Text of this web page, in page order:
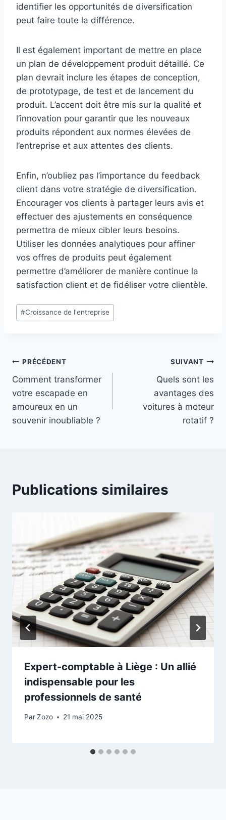
identifier les opportunités de diversification
peut faire toute la différence.
Il est également important de mettre en place
un plan de développement produit détaillé. Ce
plan devrait inclure les étapes de conception,
de prototypage, de test et de lancement du
produit. L’accent doit être mis sur la qualité et
l’innovation pour garantir que les nouveaux
produits répondent aux normes élevées de
l’entreprise et aux attentes des clients.
Enfin, n’oubliez pas l’importance du feedback
client dans votre stratégie de diversification.
Encourager vos clients à partager leurs avis et
effectuer des ajustements en conséquence
permettra de mieux cibler leurs besoins.
Utiliser les données analytiques pour affiner
vos offres de produits peut également
permettre d’améliorer de manière continue la
satisfaction client et de fidéliser votre clientèle.
Étiquettes
de
#Croissance de l'entreprise
Navigation
de
l’article
PRÉCÉDENT
Comment transformer
votre escapade en
amoureux en un
souvenir inoubliable ?
SUIVANT
Quels sont les
avantages des
voitures à moteur
rotatif ?
Publications similaires
Expert-comptable à Liège : Un allié
indispensable pour les
professionnels de santé
ParZozo 21 mai 2025